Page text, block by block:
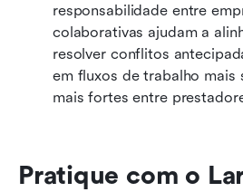
responsabilidade entre
colaborativas ajudam a
resolver conflitos
em fluxos de trabalho mais
mais fortes entre
Pratique com o